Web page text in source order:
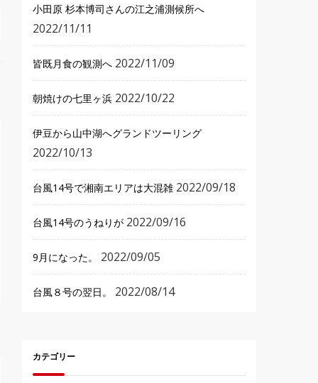
小田原 杉本博司さんの江之浦測候所へ
2022/11/11
皆既月食の観測へ 2022/11/09
朝焼けの七里ヶ浜 2022/10/22
伊豆から山中湖へグランドツーリング
2022/10/13
台風14号で湘南エリアは大混雑 2022/09/18
台風14号のうねりが 2022/09/16
9月になった。 2022/09/05
台風８号の翌日。 2022/08/14
カテゴリー